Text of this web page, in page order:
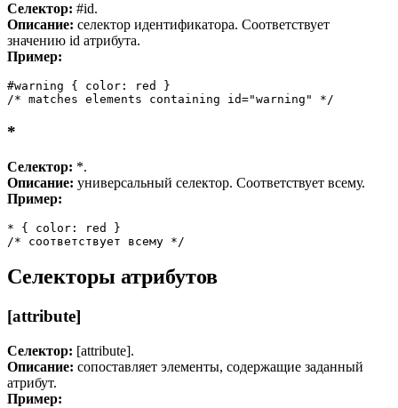
Селектор: #id.
Описание: селектор идентификатора. Соответствует
значению id атрибута.
Пример:
#warning { color: red }
/* matches elements containing id="warning" */
*
Селектор: *.
Описание: универсальный селектор. Соответствует всему.
Пример:
* { color: red }
/* соответствует всему */
Селекторы атрибутов
[attribute]
Селектор: [attribute].
Описание: сопоставляет элементы, содержащие заданный
атрибут.
Пример: